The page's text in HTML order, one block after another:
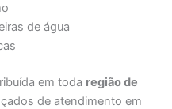
de água
em toda região de
de atendimento em